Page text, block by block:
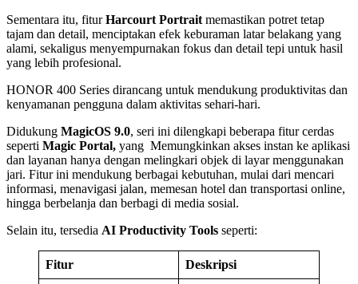
Sementara itu, fiturHarcourt Portrait memastikan potret tetap
tajam dan detail, menciptakan efek keburaman latar belakang yang
alami, sekaligus menyempurnakan fokus dan detail tepi untuk hasil
yang lebih profesional.
HONOR 400 Series dirancang untuk mendukung produktivitas dan
kenyamanan pengguna dalam aktivitas sehari-hari.
Didukung MagicOS 9.0, seri ini dilengkapi beberapa fitur cerdas
seperti Magic Portal, yang Memungkinkan akses instan ke aplikasi
dan layanan hanya dengan melingkari objek di layar menggunakan
jari. Fitur ini mendukung berbagai kebutuhan, mulai dari mencari
informasi, menavigasi jalan, memesan hotel dan transportasi online,
hingga berbelanja dan berbagi di media sosial.
Selain itu, tersedia AI Productivity Tools seperti:
Fitur Deskripsi